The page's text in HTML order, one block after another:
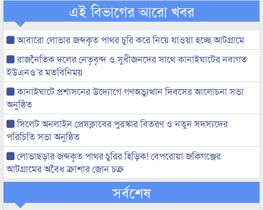
এই বিভাগের আরো খবর
আবারো লোভার জব্দকৃত পাথর চুরি করে নিয়ে যাওয়া হচ্ছে আটগ্রামে
রাজনৈতিক দলের নেতৃবৃন্দ ও সুধীজনদের সাথে কানাইঘাটের নবাগত
ইউএনও’র মতবিনিময়
কানাইঘাটে প্রশাসনের উদ্যোগে গণঅভ্যুত্থান দিবসের আলোচনা সভা
অনুষ্ঠিত
সিলেট অনলাইন প্রেসক্লাবের পুরস্কার বিতরণ ও নতুন সদস্যদের
পরিচিতি সভা অনুষ্ঠিত
লোভাছড়ার জব্দকৃত পাথর চুরির হিড়িক! বেপরোয়া জকিগঞ্জের
আটগ্রামের অবৈধ ক্রাশার জোন চক্র
সর্বশেষ